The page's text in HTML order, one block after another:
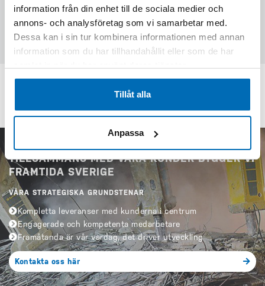
information från din enhet till de sociala medier och
annons- och analysföretag som vi samarbetar med.
Dessa kan i sin tur kombinera informationen med annan
information som du har tillhandahållit eller som de har
Tillåt alla
Anpassa
Skicka förfrågan
KONTAKTA OSS PÅ EPIROC
TILLSAMMANS MED VÅRA KUNDER BYGGER VI
FRAMTIDA SVERIGE
VÅRA STRATEGISKA GRUNDSTENAR
Kompletta leveranser med kunderna i centrum
Engagerade och kompetenta medarbetare
Framåtanda är vår vardag, det driver utveckling
Kontakta oss här